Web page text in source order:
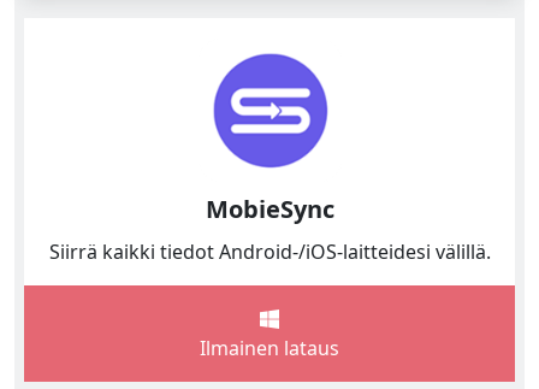
MobieSync
Siirrä kaikki tiedot Android-/iOS-laitteidesi välillä.
Ilmainen lataus